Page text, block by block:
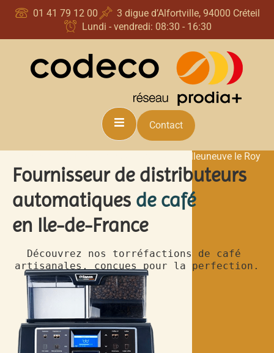
principal01 41 79 12 00
3 digue d’Alfortville, 94000 Créteil
Lundi - vendredi: 08:30 - 16:30
Contact
Acheter distributeur café automatique | Villeuneuve le Roy
Fournisseur de distributeurs
automatiques de café
en Ile-de-France
Découvrez nos torréfactions de café
artisanales, conçues pour la perfection.